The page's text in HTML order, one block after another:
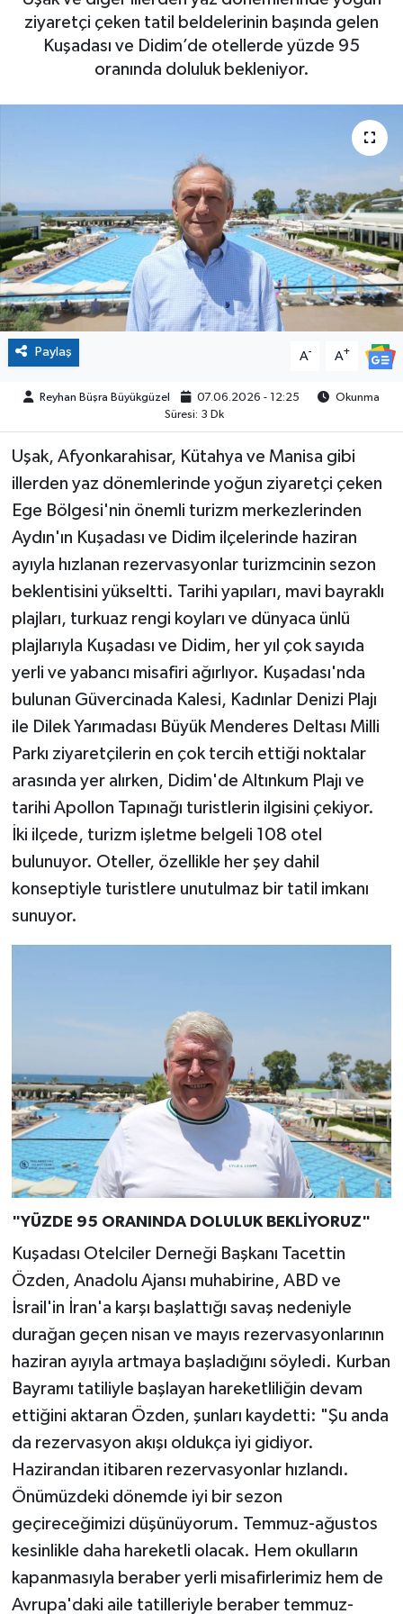
ziyaretçi çeken tatil beldelerinin başında gelen
Kuşadası ve Didim’de otellerde yüzde 95
oranında doluluk bekleniyor.
Paylaş A- A+
Reyhan Büşra Büyükgüzel 07.06.2026 - 12:25
Okunma
Süresi: 3 Dk
Uşak, Afyonkarahisar, Kütahya ve Manisa gibi
illerden yaz dönemlerinde yoğun ziyaretçi çeken
Ege Bölgesi'nin önemli turizm merkezlerinden
Aydın'ın Kuşadası ve Didim ilçelerinde haziran
ayıyla hızlanan rezervasyonlar turizmcinin sezon
beklentisini yükseltti. Tarihi yapıları, mavi bayraklı
plajları, turkuaz rengi koyları ve dünyaca ünlü
plajlarıyla Kuşadası ve Didim, her yıl çok sayıda
yerli ve yabancı misafiri ağırlıyor. Kuşadası'nda
bulunan Güvercinada Kalesi, Kadınlar Denizi Plajı
ile Dilek Yarımadası Büyük Menderes Deltası Milli
Parkı ziyaretçilerin en çok tercih ettiği noktalar
arasında yer alırken, Didim'de Altınkum Plajı ve
tarihi Apollon Tapınağı turistlerin ilgisini çekiyor.
İki ilçede, turizm işletme belgeli 108 otel
bulunuyor. Oteller, özellikle her şey dahil
konseptiyle turistlere unutulmaz bir tatil imkanı
sunuyor.
"YÜZDE 95 ORANINDA DOLULUK BEKLİYORUZ"
Kuşadası Otelciler Derneği Başkanı Tacettin
Özden, Anadolu Ajansı muhabirine, ABD ve
İsrail'in İran'a karşı başlattığı savaş nedeniyle
durağan geçen nisan ve mayıs rezervasyonlarının
haziran ayıyla artmaya başladığını söyledi. Kurban
Bayramı tatiliyle başlayan hareketliliğin devam
ettiğini aktaran Özden, şunları kaydetti: "Şu anda
da rezervasyon akışı oldukça iyi gidiyor.
Hazirandan itibaren rezervasyonlar hızlandı.
Önümüzdeki dönemde iyi bir sezon
geçireceğimizi düşünüyorum. Temmuz-ağustos
kesinlikle daha hareketli olacak. Hem okulların
kapanmasıyla beraber yerli misafirlerimiz hem de
Avrupa'daki aile tatilleriyle beraber temmuz-